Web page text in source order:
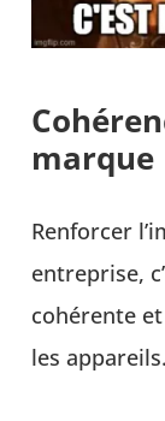
marque
Renforcer
entreprise,
cohérente
les appareils.